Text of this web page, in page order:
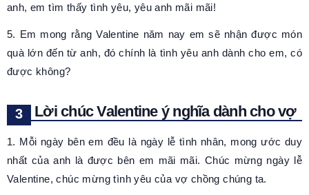
anh, em tìm thấy tình yêu, yêu anh mãi mãi!
5. Em mong rằng Valentine năm nay em sẽ nhận được món
quà lớn đến từ anh, đó chính là tình yêu anh dành cho em, có
được không?
Lời chúc Valentine ý nghĩa dành cho vợ
1. Mỗi ngày bên em đều là ngày lễ tình nhân, mong ước duy
nhất của anh là được bên em mãi mãi. Chúc mừng ngày lễ
Valentine, chúc mừng tình yêu của vợ chồng chúng ta.